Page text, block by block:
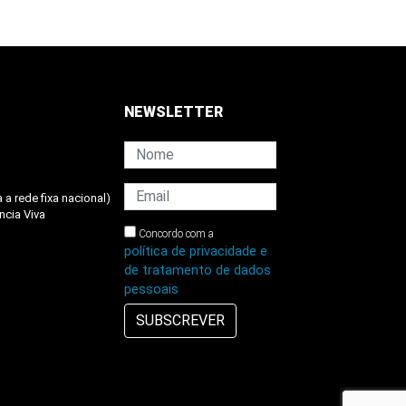
a rede fixa nacional)
Viva
NEWSLETTER
Concordo com a
política de privacidade e
de tratamento de dados
pessoais
SUBSCREVER